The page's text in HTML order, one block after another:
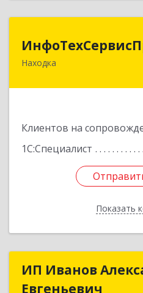
Находка
Клиентов на
1С:Специалист
Показать
ИП Иванов
Евгеньевич
ИП